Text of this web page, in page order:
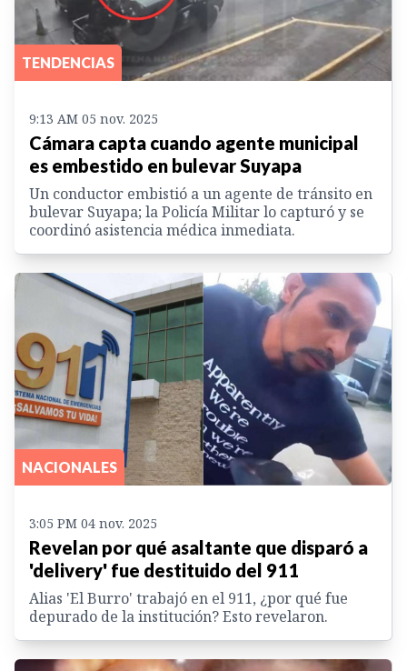
TENDENCIAS
9:13 AM 05 nov. 2025
Cámara capta cuando agente municipal
es embestido en bulevar Suyapa
Un conductor embistió a un agente de tránsito en
bulevar Suyapa; la Policía Militar lo capturó y se
coordinó asistencia médica inmediata.
NACIONALES
3:05 PM 04 nov. 2025
Revelan por qué asaltante que disparó a
'delivery' fue destituido del 911
Alias 'El Burro' trabajó en el 911, ¿por qué fue
depurado de la institución? Esto revelaron.